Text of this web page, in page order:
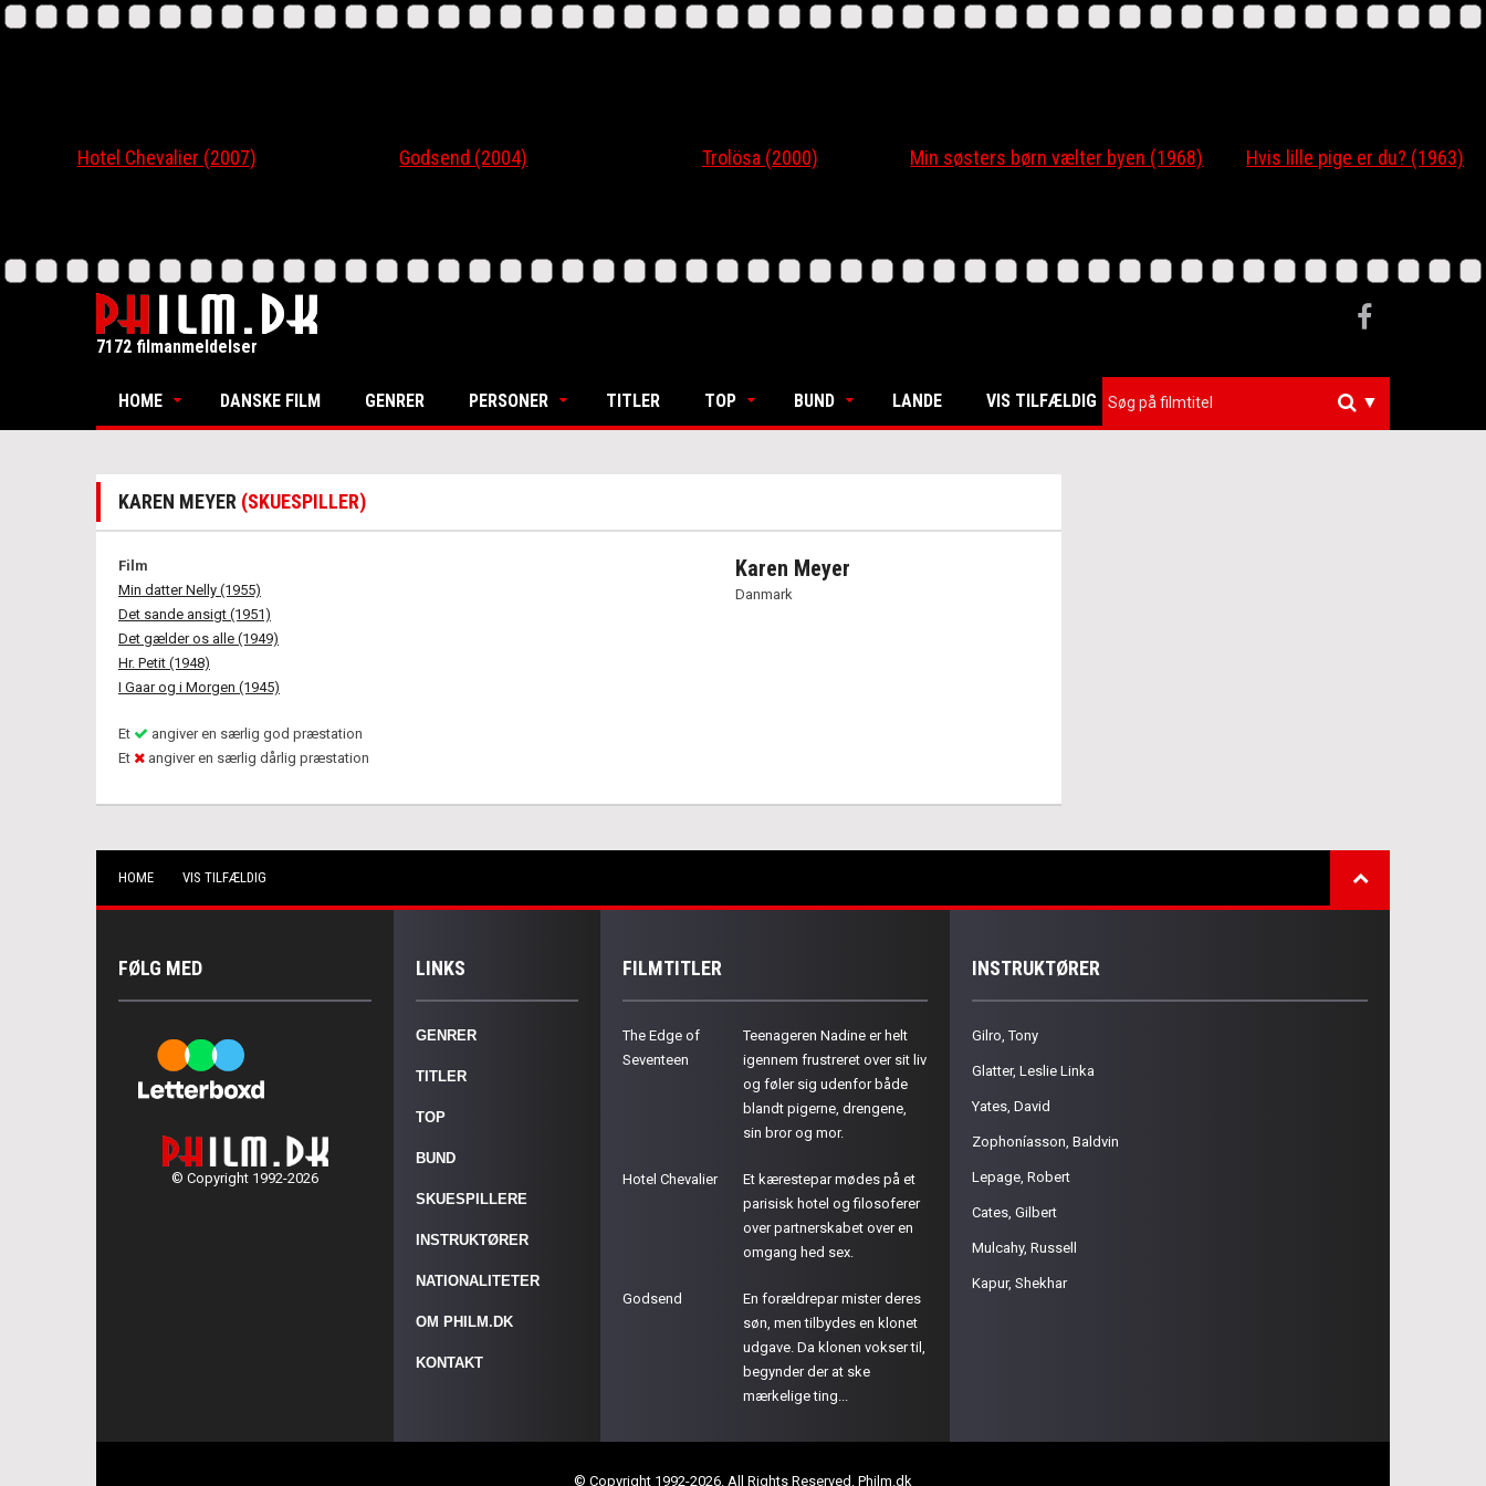
Hotel Chevalier (2007) Godsend (2004) Trolösa (2000) Min søsters børn vælter byen (1968) Hvis lille pige er du? (1963)
7172 filmanmeldelser
HOME DANSKE FILM GENRER PERSONER TITLER TOP BUND LANDE VIS TILFÆLDIG ▼
KAREN MEYER (SKUESPILLER)
Karen Meyer
Danmark
Film
Min datter Nelly (1955)
Det sande ansigt (1951)
Det gælder os alle (1949)
Hr. Petit (1948)
I Gaar og i Morgen (1945)
Et
angiver en særlig god præstation
Et
angiver en særlig dårlig præstation
HOME VIS TILFÆLDIG
FØLG MED
© Copyright 1992-2026
LINKS
GENRER
TITLER
TOP
BUND
SKUESPILLERE
INSTRUKTØRER
NATIONALITETER
OM PHILM.DK
KONTAKT
FILMTITLER
The Edge of
Seventeen
Teenageren Nadine er helt
igennem frustreret over sit liv
og føler sig udenfor både
blandt pigerne, drengene,
sin bror og mor.
Hotel Chevalier
Et kærestepar mødes på et
parisisk hotel og filosoferer
over partnerskabet over en
omgang hed sex.
Godsend
En forældrepar mister deres
søn, men tilbydes en klonet
udgave. Da klonen vokser til,
begynder der at ske
mærkelige ting...
INSTRUKTØRER
Gilro, Tony
Glatter, Leslie Linka
Yates, David
Zophoníasson, Baldvin
Lepage, Robert
Cates, Gilbert
Mulcahy, Russell
Kapur, Shekhar
© Copyright 1992-2026. All Rights Reserved. Philm.dk